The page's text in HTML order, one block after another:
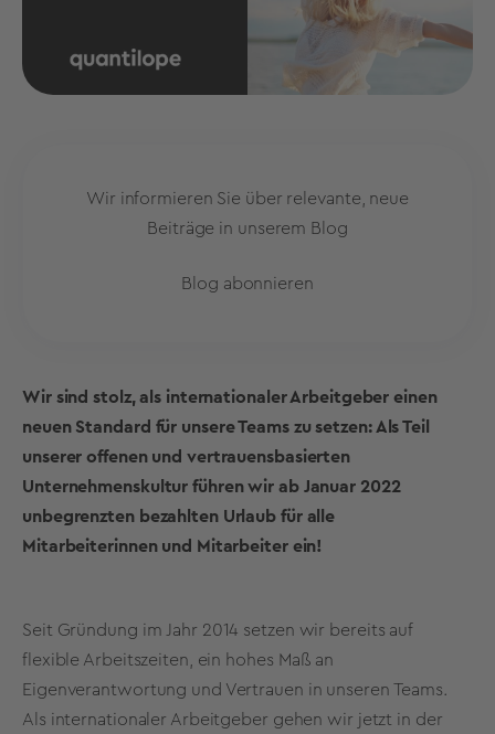
Wir informieren Sie über relevante, neue
Beiträge in unserem Blog
Blog abonnieren
Wir sind stolz, als internationaler Arbeitgeber einen
neuen Standard für unsere Teams zu setzen: Als Teil
unserer offenen und vertrauensbasierten
Unternehmenskultur führen wir ab Januar 2022
unbegrenzten bezahlten Urlaub für alle
Mitarbeiterinnen und Mitarbeiter ein!
Seit Gründung im Jahr 2014 setzen wir bereits auf
flexible Arbeitszeiten, ein hohes Maß an
Eigenverantwortung und Vertrauen in unseren Teams.
Als internationaler Arbeitgeber gehen wir jetzt in der